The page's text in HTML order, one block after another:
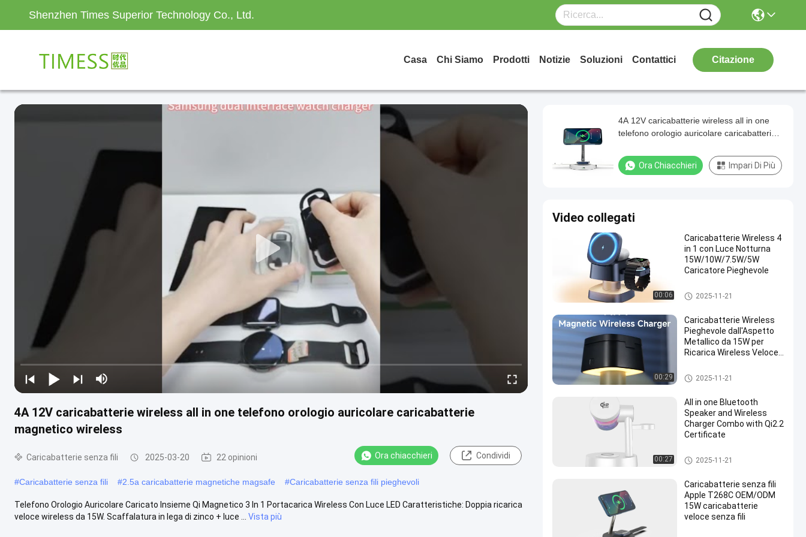
Shenzhen Times Superior Technology Co., Ltd.
Casa Chi Siamo Prodotti Notizie Soluzioni Contattici Citazione
4A 12V caricabatterie wireless all in one telefono orologio auricolare caricabatterie
magnetico wireless
Caricabatterie senza fili 2025-03-20 22 opinioni Ora chiacchieri Condividi
#Caricabatterie senza fili #2.5a caricabatterie magnetiche magsafe #Caricabatterie senza fili pieghevoli
Telefono Orologio Auricolare Caricato Insieme Qi Magnetico 3 In 1 Portacarica Wireless Con Luce LED Caratteristiche: Doppia ricarica
veloce wireless da 15W. Scaffalatura in lega di zinco + luce ...
Vista più
4A 12V caricabatterie wireless all in one
telefono orologio auricolare caricabatterie
Ora Chiacchieri Impari Di Più
Video collegati
00:06
Caricabatterie Wireless 4
in 1 con Luce Notturna
15W/10W/7.5W/5W
Caricatore Pieghevole
Caricabatterie senza fili
2025-11-21
00:29
Caricabatterie Wireless
Pieghevole dall'Aspetto
Metallico da 15W per
Ricarica Wireless Veloce
Caricabatterie senza fili
2025-11-21
00:27
All in one Bluetooth
Speaker and Wireless
Charger Combo with Qi2.2
Certificate
Caricabatterie senza fili
2025-11-21
Caricabatterie senza fili
Apple T268C OEM/ODM
15W caricabatterie
veloce senza fili